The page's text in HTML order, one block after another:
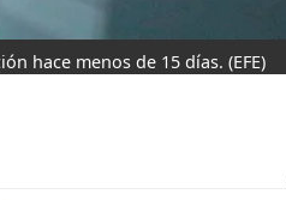
hace menos de 15 días. (EFE)